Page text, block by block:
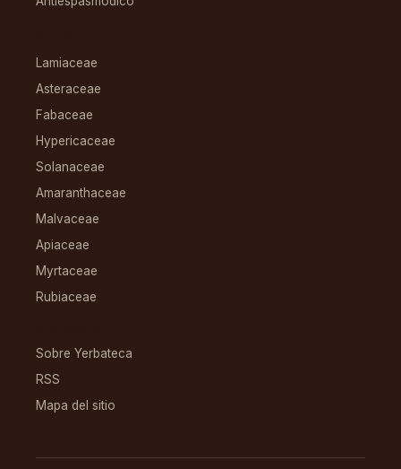
Lamiaceae
Asteraceae
Fabaceae
Hypericaceae
Solanaceae
Amaranthaceae
Malvaceae
Apiaceae
Myrtaceae
Rubiaceae
Sobre Yerbateca
RSS
Mapa del sitio